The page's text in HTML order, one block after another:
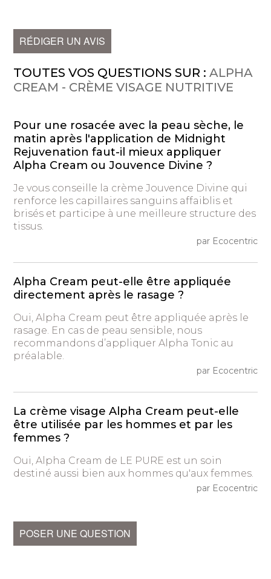
RÉDIGER UN AVIS
TOUTES VOS QUESTIONS SUR :ALPHA
CREAM - CRÈME VISAGE NUTRITIVE
Pour une rosacée avec la peau sèche, le
matin après l'application de Midnight
Rejuvenation faut-il mieux appliquer
Alpha Cream ou Jouvence Divine ?
Je vous conseille la crème Jouvence Divine qui
renforce les capillaires sanguins affaiblis et
brisés et participe à une meilleure structure des
tissus.
par Ecocentric
Alpha Cream peut-elle être appliquée
directement après le rasage ?
Oui, Alpha Cream peut être appliquée après le
rasage. En cas de peau sensible, nous
recommandons d’appliquer Alpha Tonic au
préalable.
par Ecocentric
La crème visage Alpha Cream peut-elle
être utilisée par les hommes et par les
femmes ?
Oui, Alpha Cream de LE PURE est un soin
destiné aussi bien aux hommes qu'aux femmes.
par Ecocentric
POSER UNE QUESTION